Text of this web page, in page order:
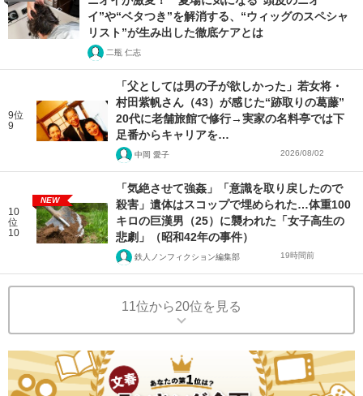
イ”や“ベタつき”を解消する、“ウィッグのスペシャ
リスト”が生み出した徹底ケアとは
二瓶 仁志
9位
9
「父としては男の子が欲しかった」若女将・
村田紫帆さん（43）が感じた“跡取りの葛藤”
20代に老舗旅館で修行→実家の名料亭では下
足番からキャリアを…
中岡 愛子 2026/08/02
10
位
10
NEW
「気絶させて強姦」「意識を取り戻したので
殺害」遺体はスコップで埋められた…体重100
キロの巨漢男（25）に襲われた「女子高生の
悲劇」（昭和42年の事件）
鉄人ノンフィクション編集部 19時間前
11位から20位を見る